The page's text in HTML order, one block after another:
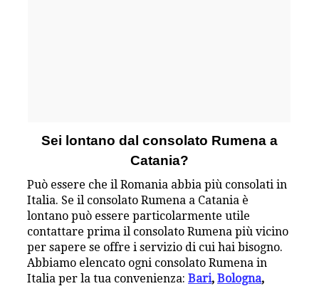
Sei lontano dal consolato Rumena a
Catania?
Può essere che il Romania abbia più consolati in
Italia. Se il consolato Rumena a Catania è
lontano può essere particolarmente utile
contattare prima il consolato Rumena più vicino
per sapere se offre i servizio di cui hai bisogno.
Abbiamo elencato ogni consolato Rumena in
Italia per la tua convenienza:Bari,Bologna,